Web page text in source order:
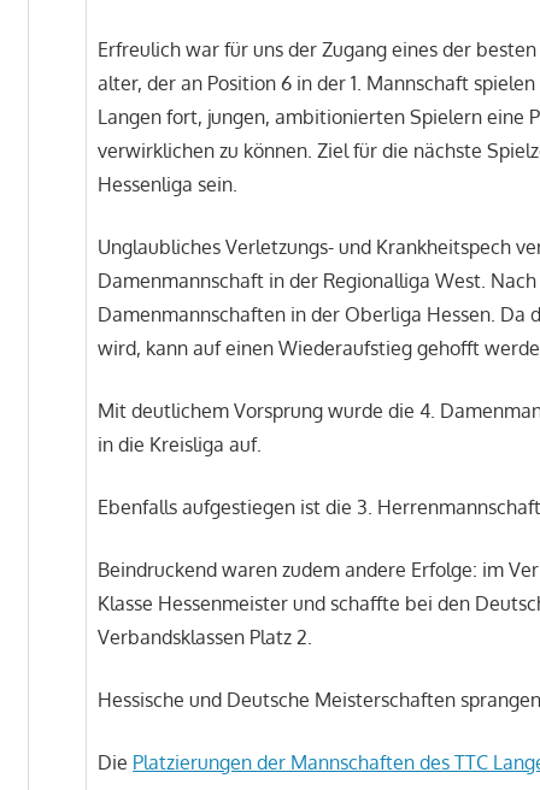
Erfreulich war für uns der Zugang eines der
alter, der an Position 6 in der 1. Mannschaft
Langen fort, jungen, ambitionierten Spielern eine
verwirklichen zu können. Ziel für die nächste
Hessenliga sein.
Unglaubliches Verletzungs- und Krankheitspech
Damenmannschaft in der Regionalliga West.
Damenmannschaften in der Oberliga Hessen. Da
wird, kann auf einen Wiederaufstieg gehofft
Mit deutlichem Vorsprung wurde die 4.
in die Kreisliga auf.
Ebenfalls aufgestiegen ist die 3.
Beindruckend waren zudem andere Erfolge: im
Klasse Hessenmeister und schaffte bei den
Verbandsklassen Platz 2.
Hessische und Deutsche Meisterschaften
Die Platzierungen der Mannschaften des TTC